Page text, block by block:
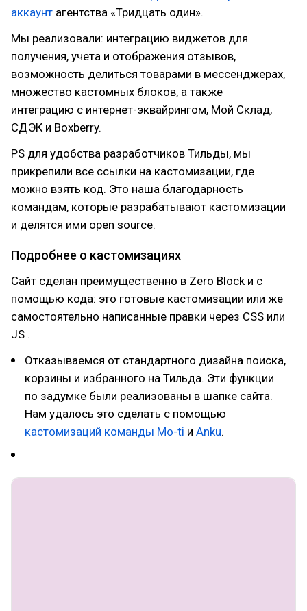
аккаунт агентства «Тридцать один».
Мы реализовали: интеграцию виджетов для
получения, учета и отображения отзывов,
возможность делиться товарами в мессенджерах,
множество кастомных блоков, а также
интеграцию с интернет-эквайрингом, Мой Склад,
СДЭК и Boxberry.
PS для удобства разработчиков Тильды, мы
прикрепили все ссылки на кастомизации, где
можно взять код. Это наша благодарность
командам, которые разрабатывают кастомизации
и делятся ими open source.
Подробнее о кастомизациях
Сайт сделан преимущественно в Zero Block и с
помощью кода: это готовые кастомизации или же
самостоятельно написанные правки через СSS или
JS .
Отказываемся от стандартного дизайна поиска,
корзины и избранного на Тильда. Эти функции
по задумке были реализованы в шапке сайта.
Нам удалось это сделать с помощью
кастомизаций команды Mo-ti и Anku.